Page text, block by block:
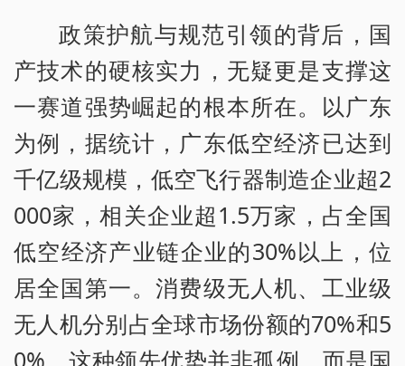
政策护航与规范引领的背后，国
产技术的硬核实力，无疑更是支撑这
一赛道强势崛起的根本所在。以广东
为例，据统计，广东低空经济已达到
千亿级规模，低空飞行器制造企业超2
000家，相关企业超1.5万家，占全国
低空经济产业链企业的30%以上，位
居全国第一。消费级无人机、工业级
无人机分别占全球市场份额的70%和5